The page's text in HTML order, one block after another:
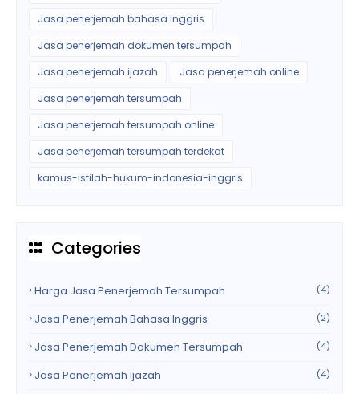
Jasa penerjemah bahasa Inggris
Jasa penerjemah dokumen tersumpah
Jasa penerjemah ijazah
Jasa penerjemah online
Jasa penerjemah tersumpah
Jasa penerjemah tersumpah online
Jasa penerjemah tersumpah terdekat
kamus-istilah-hukum-indonesia-inggris
Categories
Harga Jasa Penerjemah Tersumpah (4)
Jasa Penerjemah Bahasa Inggris (2)
Jasa Penerjemah Dokumen Tersumpah (4)
Jasa Penerjemah Ijazah (4)